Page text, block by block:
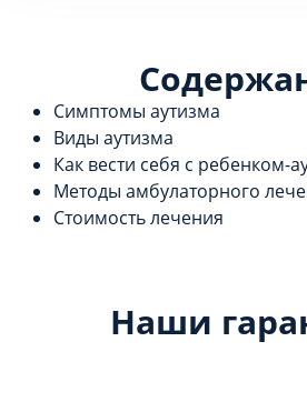
Симптомы аутизма
Виды аутизма
Как вести себя с ребенком-
Методы амбулаторного
Стоимость лечения
Наши